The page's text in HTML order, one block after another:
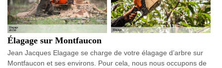
Élagage sur Montfaucon
Jean Jacques Elagage se charge de votre élagage d’arbre sur
Montfaucon et ses environs. Pour cela, nous nous occupons de